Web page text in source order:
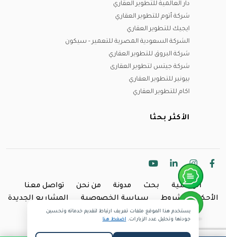
دار العالمية للتطوير العقاري
شركة أتوم للتطوير العقاري
ايجيك للتطوير العقاري
الشركة السعودية المصرية للتعمير - سيكون
شركة البروق للتطوير العقاري
شركة جيتس لتطوير العقارى
بيونير للتطوير العقاري
اكام للتطوير العقاري
الأكثر بحثا
الرئيسية بحث مدونة من نحن
تواصل معنا
الأحكام والشروط
سياسة الخصوصية المشاريع الجديدة
Copyright @2024 Inland.
يستخدم هذا الموقع ملفات تعريف ارتباط لتقديم خدماته وتحسين
جودتها وتحليل عدد الزيارات. اضغط هنا